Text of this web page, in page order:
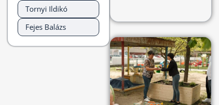
Tornyi Ildikó
Fejes Balázs